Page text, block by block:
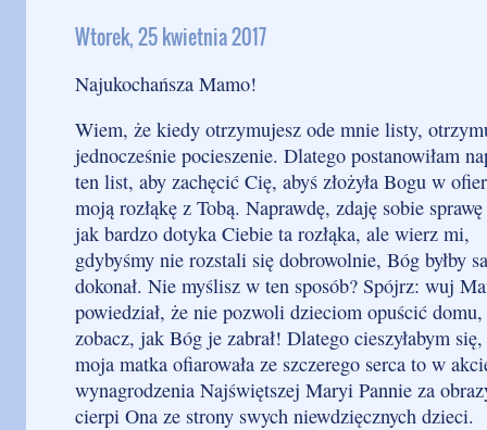
Wtorek, 25 kwietnia 2017
Najukochańsza Mamo!
Wiem, że kiedy otrzymujesz ode mnie listy,
jednocześnie pocieszenie. Dlatego postanowiłam
ten list, aby zachęcić Cię, abyś złożyła Bogu w
moją rozłąkę z Tobą. Naprawdę, zdaję sobie
jak bardzo dotyka Ciebie ta rozłąka, ale wierz mi,
gdybyśmy nie rozstali się dobrowolnie, Bóg byłby
dokonał. Nie myślisz w ten sposób? Spójrz: wuj
powiedział, że nie pozwoli dzieciom opuścić
zobacz, jak Bóg je zabrał! Dlatego cieszyłabym
moja matka ofiarowała ze szczerego serca to w
wynagrodzenia Najświętszej Maryi Pannie za
cierpi Ona ze strony swych niewdzięcznych dzieci.